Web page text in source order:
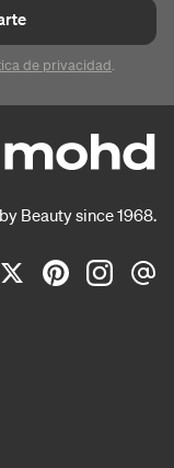
de privacidad.
Beauty since 1968.